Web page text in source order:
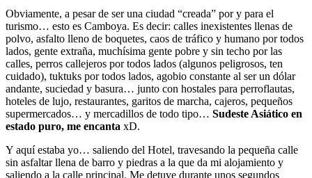
Obviamente, a pesar de ser una ciudad “creada” por y para el
turismo… esto es Camboya. Es decir: calles inexistentes llenas de
polvo, asfalto lleno de boquetes, caos de tráfico y humano por todos
lados, gente extraña, muchísima gente pobre y sin techo por las
calles, perros callejeros por todos lados (algunos peligrosos, ten
cuidado), tuktuks por todos lados, agobio constante al ser un dólar
andante, suciedad y basura… junto con hostales para perroflautas,
hoteles de lujo, restaurantes, garitos de marcha, cajeros, pequeños
supermercados… y mercadillos de todo tipo… Sudeste Asiático en
estado puro, me encanta xD.
Y aquí estaba yo… saliendo del Hotel, travesando la pequeña calle
sin asfaltar llena de barro y piedras a la que da mi alojamiento y
saliendo a la calle principal. Me detuve durante unos segundos